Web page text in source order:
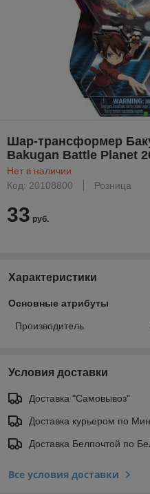
Шар-трансформер
Bakugan Battle Planet
Нет в наличии
Код: 20108800
Розница
33 руб.
Характеристики
Основные атрибуты
Производитель
Условия доставки
Доставка "Самовывоз"
Доставка курьером по
Доставка Белпочтой по
Все условия доставки